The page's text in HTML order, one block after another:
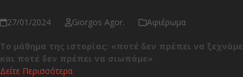
27/01/2024 Giorgos Agor. Αφιέρωμα
Το μάθημα της ιστορίας: «ποτέ δεν πρέπει να ξεχνάμε
και ποτέ δεν πρέπει να σιωπάμε»
Δείτε Περισσότερα